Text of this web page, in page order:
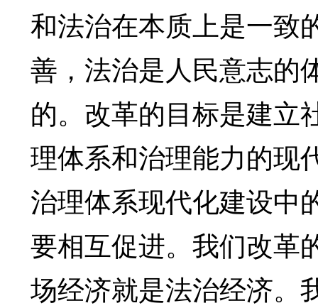
和法治在本质上是一致
善，法治是人民意志的
的。改革的目标是建立
理体系和治理能力的现
治理体系现代化建设中
要相互促进。我们改革
场经济就是法治经济。